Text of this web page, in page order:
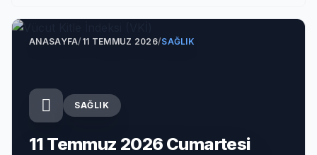
ANASAYFA/11 TEMMUZ 2026/SAĞLIK
SAĞLIK
11 Temmuz 2026 Cumartesi